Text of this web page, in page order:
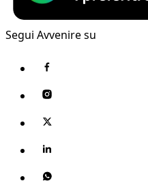
Segui Avvenire su